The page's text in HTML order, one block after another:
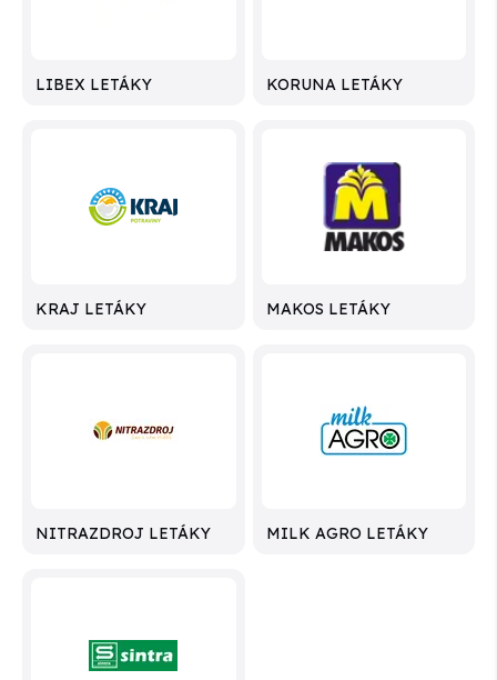
LIBEX LETÁKY KORUNA LETÁKY
KRAJ LETÁKY MAKOS LETÁKY
NITRAZDROJ LETÁKY MILK AGRO LETÁKY